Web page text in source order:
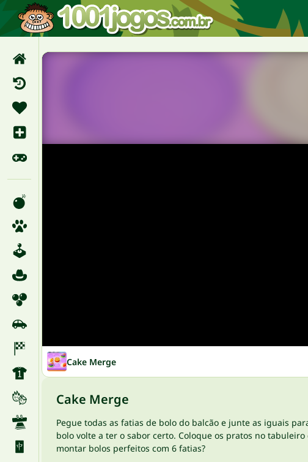
Cake Merge
Cake Merge
Pegue todas as fatias de bolo do balcão e junte as iguais
bolo volte a ter o sabor certo. Coloque os pratos no
montar bolos perfeitos com 6 fatias?